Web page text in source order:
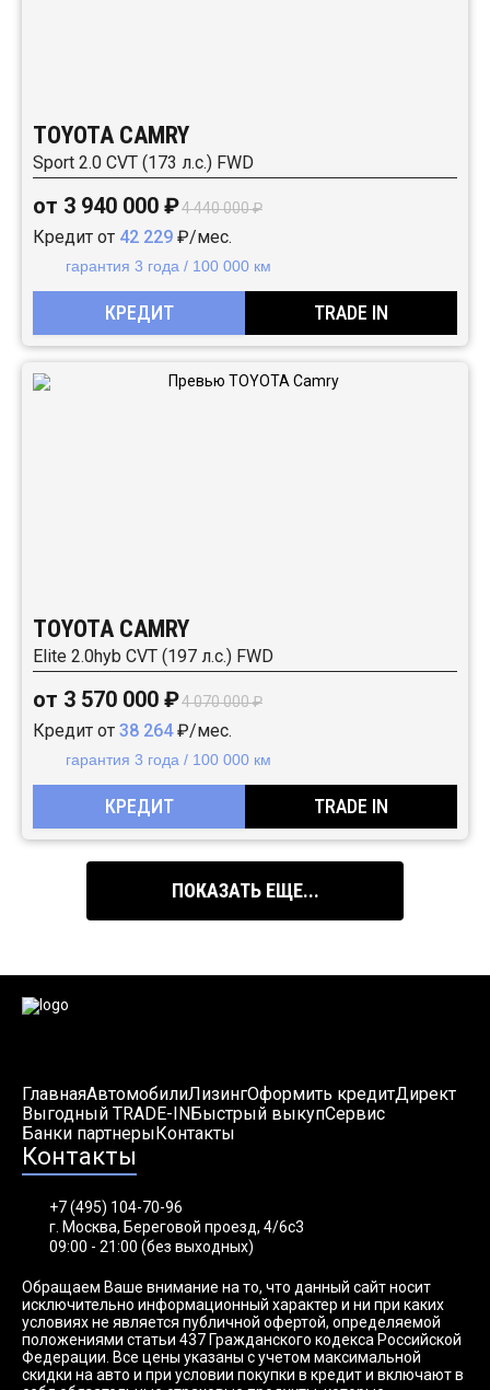
TOYOTA CAMRY
Sport 2.0 CVT (173 л.с.) FWD
от 3 940 000 ₽4 440 000 ₽
Кредит от 42 229 ₽/мес.
гарантия 3 года / 100 000 км
КРЕДИТ TRADE IN
TOYOTA CAMRY
Elite 2.0hyb CVT (197 л.с.) FWD
от 3 570 000 ₽4 070 000 ₽
Кредит от 38 264₽/мес.
гарантия 3 года / 100 000 км
КРЕДИТ TRADE IN
ПОКАЗАТЬ ЕЩЕ...
ГлавнаяАвтомобилиЛизингОформить кредитДирект
Выгодный TRADE-INБыстрый выкупСервис
Банки партнерыКонтакты
Контакты
+7 (495) 104-70-96
г. Москва, Береговой проезд, 4/6с3
09:00 - 21:00 (без выходных)
Обращаем Ваше внимание на то, что данный сайт носит
исключительно информационный характер и ни при каких
условиях не является публичной офертой, определяемой
положениями статьи 437 Гражданского кодекса Российской
Федерации. Все цены указаны с учетом максимальной
скидки на авто и при условии покупки в кредит и включают в